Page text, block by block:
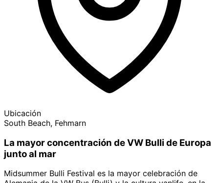
Ubicación
South Beach, Fehmarn
La mayor concentración de VW Bulli de Europa
junto al mar
Midsummer Bulli Festival es la mayor celebración de